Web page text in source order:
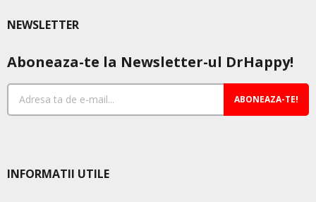
în
NEWSLETTER
Aboneaza-te la Newsletter-ul DrHappy!
ABONEAZA-TE!
INFORMATII UTILE